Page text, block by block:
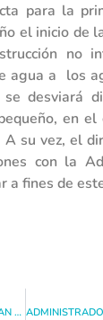
para la
el inicio de
no
agua a los
desviará
en
su vez, el
con la
fines de
INGENIEROS MEXICANOS VISITAN A LA JUNTA DE VIGILANCIA DEL RIO ELQUI